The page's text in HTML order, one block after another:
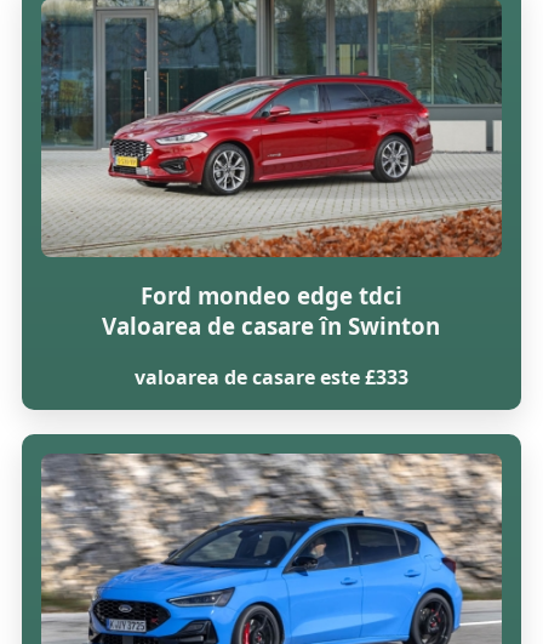
Ford mondeo edge tdci
Valoarea de casare în Swinton
valoarea de casare este £333